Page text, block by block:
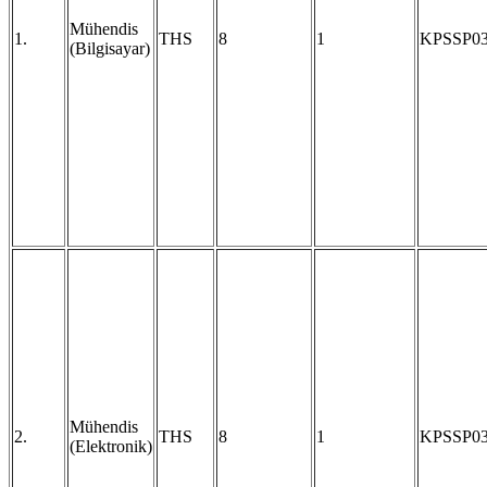
1.
Mühendis
(Bilgisayar)
THS 8 1
2.
Mühendis
(Elektronik)
THS 8 1